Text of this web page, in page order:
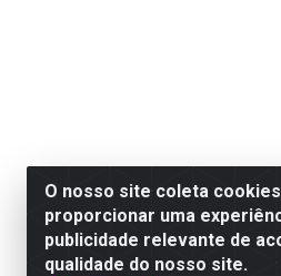
O nosso site coleta
proporcionar uma
publicidade relevante de
qualidade do nosso site.